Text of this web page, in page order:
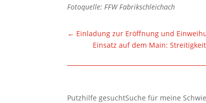
Fotoquelle: FFW Fabrikschleichach
← Einladung zur Eröffnung und
Einsatz auf dem Main:
Putzhilfe gesuchtSuche für meine